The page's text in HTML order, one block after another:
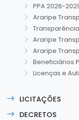
PPA 2026-
Araripe
Araripe
Araripe
Beneficiários
Licenças e
LICITAÇÕES
DECRETOS